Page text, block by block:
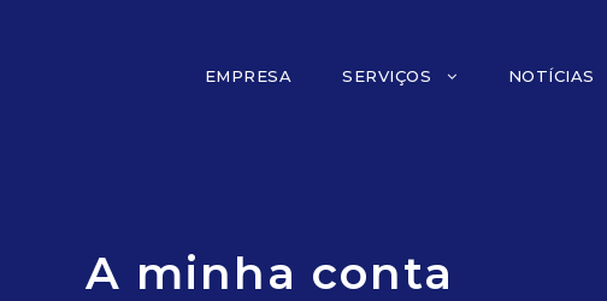
EMPRESA SERVIÇOS NOTÍCIAS
A minha conta